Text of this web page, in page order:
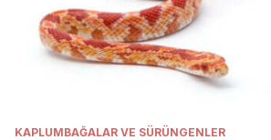
KAPLUMBAĞALAR VE SÜRÜNGENLER